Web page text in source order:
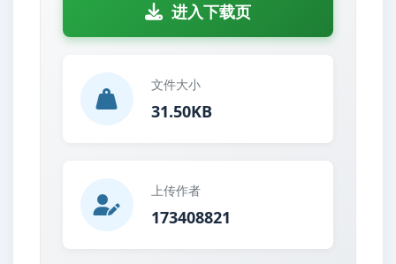
进入下载页
文件大小
31.50KB
上传作者
173408821